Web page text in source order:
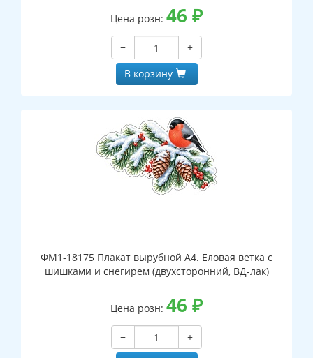
Цена розн: 46 ₽
−
+
В корзину
ФМ1-18175 Плакат вырубной А4. Еловая ветка с
шишками и снегирем (двухсторонний, ВД-лак)
Цена розн: 46 ₽
−
+